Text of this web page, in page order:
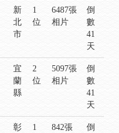
新
北
市
1
位
6487張
相片
倒
數
41
天
宜
蘭
縣
2
位
5097張
相片
倒
數
41
天
彰
1
842張
倒